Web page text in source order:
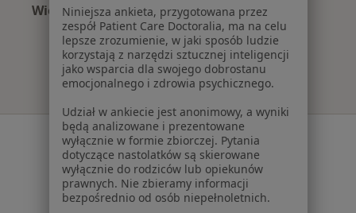
Więcej (6)
Więcej w kategorii: Najpopularniejsze
Serwis
Regulamin
Polityka prywatności pacjentów
Polityka prywatności profesjonalistów
Niniejsza ankieta, przygotowana przez
zespół Patient Care Doctoralia, ma na celu
lepsze zrozumienie, w jaki sposób ludzie
korzystają z narzędzi sztucznej inteligencji
jako wsparcia dla swojego dobrostanu
emocjonalnego i zdrowia psychicznego.
Udział w ankiecie jest anonimowy, a wyniki
będą analizowane i prezentowane
wyłącznie w formie zbiorczej. Pytania
dotyczące nastolatków są skierowane
wyłącznie do rodziców lub opiekunów
prawnych. Nie zbieramy informacji
bezpośrednio od osób niepełnoletnich.